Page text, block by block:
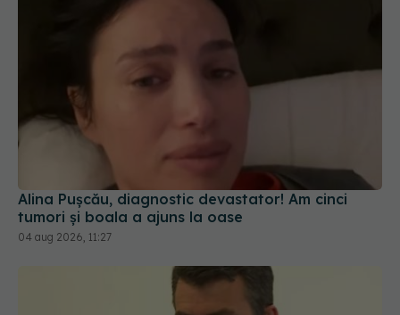
Alina Pușcău, diagnostic devastator! Am cinci
tumori și boala a ajuns la oase
04 aug 2026, 11:27